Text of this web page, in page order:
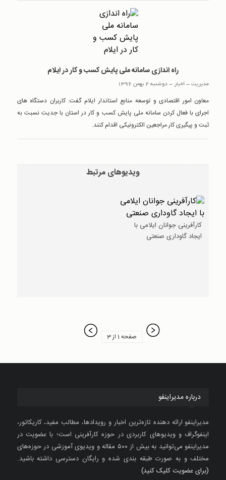
راه اندازی سامانه ملی پایش کسب و کار در ایلام
مدیریت-اخبار -دوشنبه 2 بهمن 1396
معاون امور اقتصادی و توسعه منابع استاندار ایلام گفت: کاربران دستگاه های
اجرای با فعال کردن سامانه ملی پایش کسب و کار در استان با جدیت نسبت به
ثبت و پیگیری کار مراجعین الکترونیکی اقدام کنند.
ویدیوهای مرتبط
کارآفرینی جوانان ایلامی با
ایجاد گاوداری صنعتی
صفحه 1 از 3
درباره مدیراینفو
مدیراینفو ارائه دهنده تازه‌ترین اخبار و رویدادها، مطالب مفید، کاریکاتور،
اینفوگراف و ویدیوهای کاربردی در حوزه کارآفرینی است؛ با عضویت در
مدیراینفو می‌توانید به بیش از ۵۰۰ مقاله و ویدیوی آموزشی در حوزه‌های
مختلف و به صورت طبقه بندی شده و رایگان دسترسی داشته باشید.
(برای عضویت کلیک کنید)